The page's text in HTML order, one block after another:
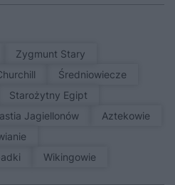
Zygmunt Stary
średniowiecze
Starożytny Egipt
Jagiellonów
Aztekowie
Wikingowie